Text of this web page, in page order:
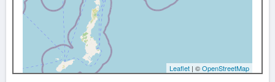
Leaflet | ©OpenStreetMap